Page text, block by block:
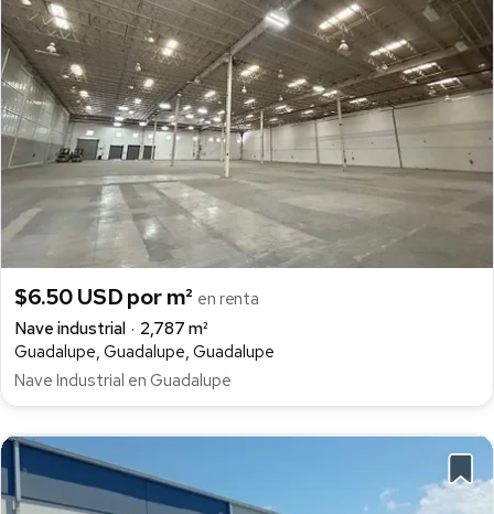
$6.50 USD por m² en renta
Nave industrial
2,787 m²
Guadalupe, Guadalupe, Guadalupe
Nave Industrial en Guadalupe